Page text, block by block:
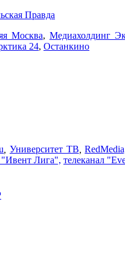
Правда
Москва, Медиахолдинг
24, Останкино
Университет ТВ ,
Лига", телеканал